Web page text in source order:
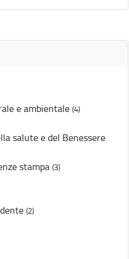
e ambientale (4)
salute e del Benessere
stampa (3)
(2)